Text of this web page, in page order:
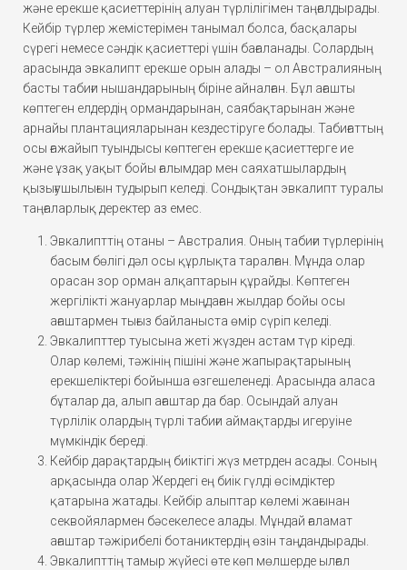
және ерекше қасиеттерінің алуан түрлілігімен таңғалдырады.
Кейбір түрлер жемістерімен танымал болса, басқалары
сүрегі немесе сәндік қасиеттері үшін бағаланады. Солардың
арасында эвкалипт ерекше орын алады – ол Австралияның
басты табиғи нышандарының біріне айналған. Бұл ағашты
көптеген елдердің ормандарынан, саябақтарынан және
арнайы плантацияларынан кездестіруге болады. Табиғаттың
осы ғажайып туындысы көптеген ерекше қасиеттерге ие
және ұзақ уақыт бойы ғалымдар мен саяхатшылардың
қызығушылығын тудырып келеді. Сондықтан эвкалипт туралы
таңғаларлық деректер аз емес.
Эвкалипттің отаны – Австралия. Оның табиғи түрлерінің
басым бөлігі дәл осы құрлықта таралған. Мұнда олар
орасан зор орман алқаптарын құрайды. Көптеген
жергілікті жануарлар мыңдаған жылдар бойы осы
ағаштармен тығыз байланыста өмір сүріп келеді.
Эвкалипттер туысына жеті жүзден астам түр кіреді.
Олар көлемі, тәжінің пішіні және жапырақтарының
ерекшеліктері бойынша өзгешеленеді. Арасында аласа
бұталар да, алып ағаштар да бар. Осындай алуан
түрлілік олардың түрлі табиғи аймақтарды игеруіне
мүмкіндік береді.
Кейбір дарақтардың биіктігі жүз метрден асады. Соның
арқасында олар Жердегі ең биік гүлді өсімдіктер
қатарына жатады. Кейбір алыптар көлемі жағынан
секвойялармен бәсекелесе алады. Мұндай ғаламат
ағаштар тәжірибелі ботаниктердің өзін таңдандырады.
Эвкалипттің тамыр жүйесі өте көп мөлшерде ылғал